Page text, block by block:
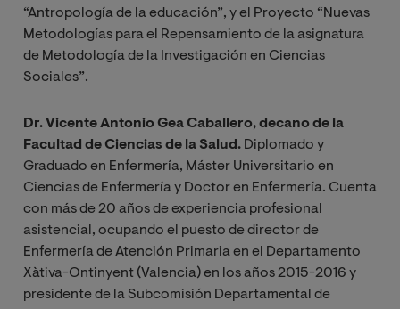
“Antropología de la educación”, y el Proyecto “Nuevas
Metodologías para el Repensamiento de la asignatura
de Metodología de la Investigación en Ciencias
Sociales”.
Dr. Vicente Antonio Gea Caballero, decano de la
Facultad de Ciencias de la Salud. Diplomado y
Graduado en Enfermería, Máster Universitario en
Ciencias de Enfermería y Doctor en Enfermería. Cuenta
con más de 20 años de experiencia profesional
asistencial, ocupando el puesto de director de
Enfermería de Atención Primaria en el Departamento
Xàtiva-Ontinyent (Valencia) en los años 2015-2016 y
presidente de la Subcomisión Departamental de